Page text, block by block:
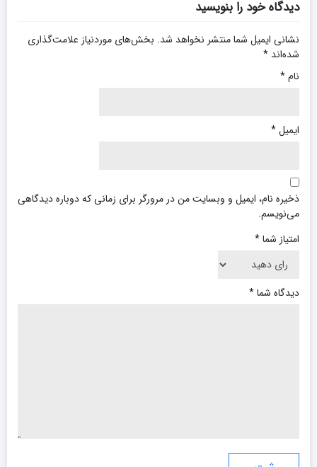
دیدگاه خود را بنویسید
نشانی ایمیل شما منتشر نخواهد شد. بخش‌های موردنیاز علامت‌گذاری
شده‌اند *
نام*
ایمیل*
ذخیره نام، ایمیل و وبسایت من در مرورگر برای زمانی که دوباره دیدگاهی
می‌نویسم.
امتیاز شما*
دیدگاه شما*